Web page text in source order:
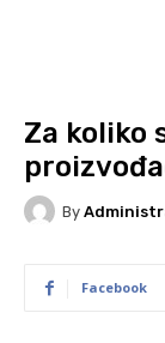
Za koliko
By
Facebook